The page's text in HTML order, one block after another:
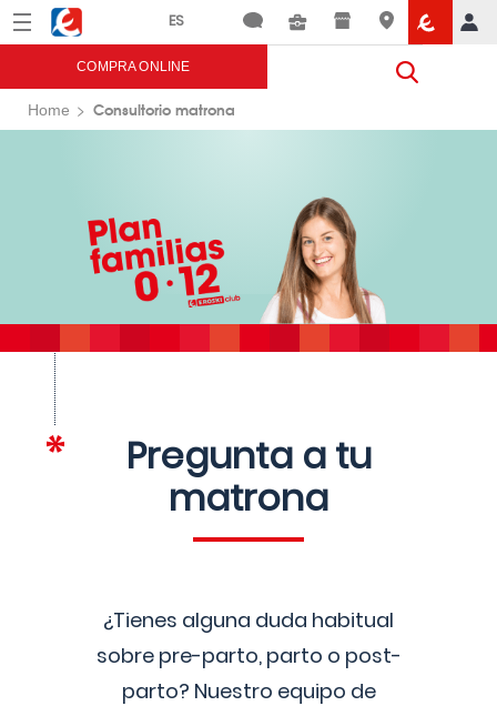
Menú Eroski
COMPRA ONLINE
Home Consultorio matrona
Pregunta a tu
matrona
¿Tienes alguna duda habitual
sobre pre-parto, parto o post-
parto? Nuestro equipo de